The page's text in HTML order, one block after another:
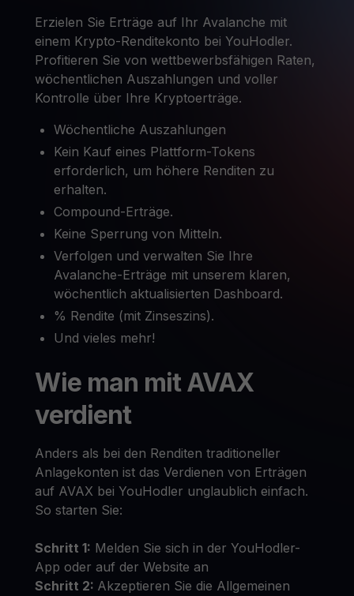
Erzielen Sie Erträge auf Ihr Avalanche mit
einem Krypto-Renditekonto bei YouHodler.
Profitieren Sie von wettbewerbsfähigen Raten,
wöchentlichen Auszahlungen und voller
Kontrolle über Ihre Kryptoerträge.
Wöchentliche Auszahlungen
Kein Kauf eines Plattform-Tokens
erforderlich, um höhere Renditen zu
erhalten.
Compound-Erträge.
Keine Sperrung von Mitteln.
Verfolgen und verwalten Sie Ihre
Avalanche-Erträge mit unserem klaren,
wöchentlich aktualisierten Dashboard.
% Rendite (mit Zinseszins).
Und vieles mehr!
Wie man mit AVAX
verdient
Anders als bei den Renditen traditioneller
Anlagekonten ist das Verdienen von Erträgen
auf AVAX bei YouHodler unglaublich einfach.
So starten Sie:
Schritt 1: Melden Sie sich in der YouHodler-
App oder auf der Website an
Schritt 2: Akzeptieren Sie die Allgemeinen